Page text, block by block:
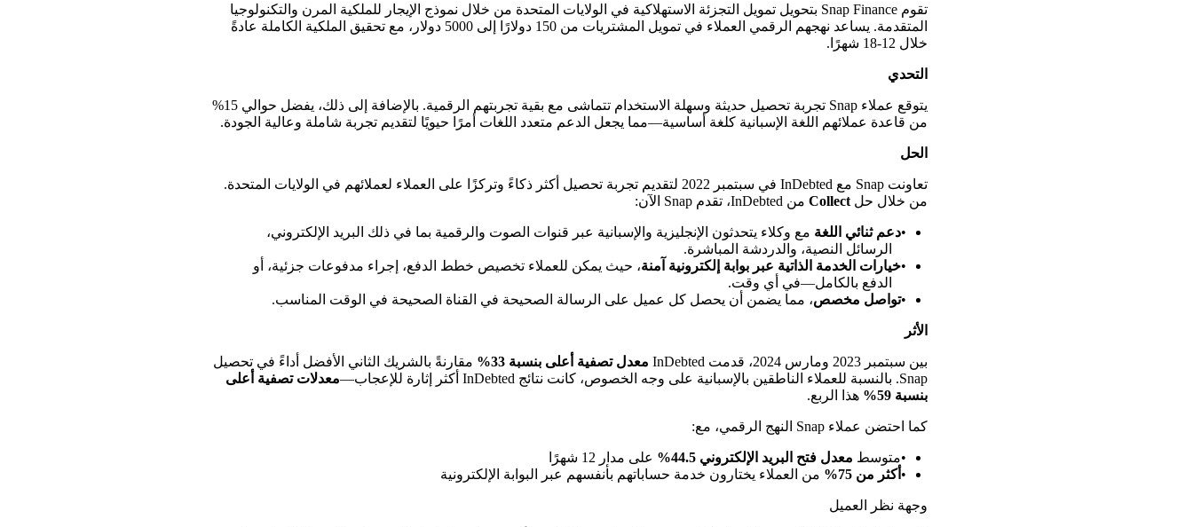
تقوم Snap Finance بتحويل تمويل التجزئة الاستهلاكية في الولايات المتحدة من خلال نموذج الإيجار للملكية المرن والتكنولوجيا
المتقدمة. يساعد نهجهم الرقمي العملاء في تمويل المشتريات من 150 دولارًا إلى 5000 دولار، مع تحقيق الملكية الكاملة عادةً
خلال 12-18 شهرًا.
التحدي
يتوقع عملاء Snap تجربة تحصيل حديثة وسهلة الاستخدام تتماشى مع بقية تجربتهم الرقمية. بالإضافة إلى ذلك، يفضل حوالي 15%
من قاعدة عملائهم اللغة الإسبانية كلغة أساسية—مما يجعل الدعم متعدد اللغات أمرًا حيويًا لتقديم تجربة شاملة وعالية الجودة.
الحل
تعاونت Snap مع InDebted في سبتمبر 2022 لتقديم تجربة تحصيل أكثر ذكاءً وتركزًا على العملاء لعملائهم في الولايات المتحدة.
من خلال حل Collectمن InDebted، تقدم Snap الآن:
دعم ثنائي اللغة مع وكلاء يتحدثون الإنجليزية والإسبانية عبر قنوات الصوت والرقمية بما في ذلك البريد الإلكتروني،
الرسائل النصية، والدردشة المباشرة.
خيارات الخدمة الذاتية عبر بوابة إلكترونية آمنة، حيث يمكن للعملاء تخصيص خطط الدفع، إجراء مدفوعات جزئية، أو
الدفع بالكامل—في أي وقت.
تواصل مخصص، مما يضمن أن يحصل كل عميل على الرسالة الصحيحة في القناة الصحيحة في الوقت المناسب.
الأثر
بين سبتمبر 2023 ومارس 2024، قدمت InDebted معدل تصفية أعلى بنسبة 33%
مقارنةً بالشريك الثاني الأفضل أداءً في تحصيل
Snap. بالنسبة للعملاء الناطقين بالإسبانية على وجه الخصوص، كانت نتائج InDebted أكثر إثارة للإعجاب—
معدلات تصفية أعلى
بنسبة 59%
هذا الربع.
كما احتضن عملاء Snap النهج الرقمي، مع:
متوسط معدل فتح البريد الإلكتروني 44.5%
على مدار 12 شهرًا
أكثر من 75%
من العملاء يختارون خدمة حساباتهم بأنفسهم عبر البوابة الإلكترونية
وجهة نظر العميل